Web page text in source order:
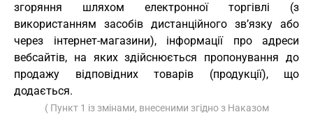
згоряння шляхом електронної торгівлі (з
використанням засобів дистанційного зв’язку або
через інтернет-магазини), інформації про адреси
вебсайтів, на яких здійснюється пропонування до
продажу відповідних товарів (продукції), що
додається.
( Пункт 1 із змінами, внесеними згідно з Наказом